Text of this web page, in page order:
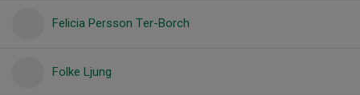
Felicia Persson Ter-Borch
Folke Ljung